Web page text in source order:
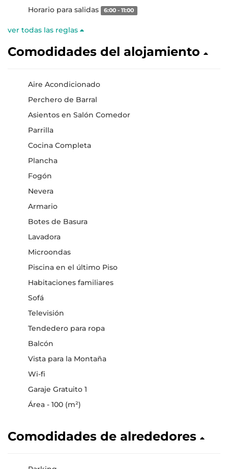
Horario para salidas 6:00 - 11:00
ver todas las reglas
Comodidades del alojamiento
Aire Acondicionado
Perchero de Barral
Asientos en Salón Comedor
Parrilla
Cocina Completa
Plancha
Fogón
Nevera
Armario
Botes de Basura
Lavadora
Microondas
Piscina en el último Piso
Habitaciones familiares
Sofá
Televisión
Tendedero para ropa
Balcón
Vista para la Montaña
Wi-fi
Garaje Gratuito 1
Área - 100 (m²)
Comodidades de alrededores